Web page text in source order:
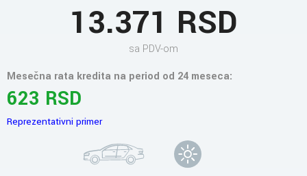
13.371 RSD
sa PDV-om
Mesečna rata kredita na period od 24 meseca:
623 RSD
Reprezentativni primer